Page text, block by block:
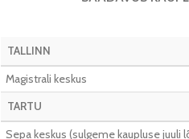
TALLINN
Magistrali keskus
TARTU
Sepa keskus (sulgeme kaupluse